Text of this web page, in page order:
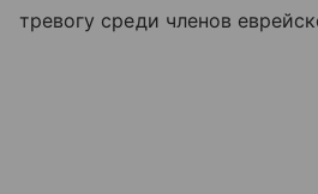
тревогу среди членов